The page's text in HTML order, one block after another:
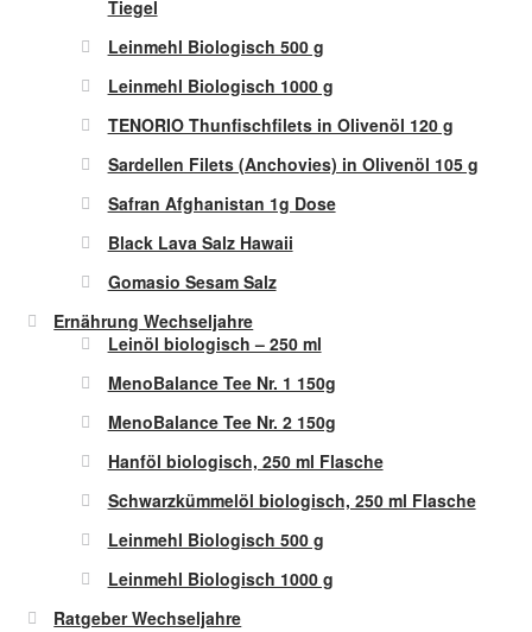
Tiegel
Leinmehl Biologisch 500 g
Leinmehl Biologisch 1000 g
TENORIO Thunfischfilets in Olivenöl 120 g
Sardellen Filets (Anchovies) in Olivenöl 105 g
Safran Afghanistan 1g Dose
Black Lava Salz Hawaii
Gomasio Sesam Salz
Ernährung Wechseljahre
Leinöl biologisch – 250 ml
MenoBalance Tee Nr. 1 150g
MenoBalance Tee Nr. 2 150g
Hanföl biologisch, 250 ml Flasche
Schwarzkümmelöl biologisch, 250 ml Flasche
Leinmehl Biologisch 500 g
Leinmehl Biologisch 1000 g
Ratgeber Wechseljahre